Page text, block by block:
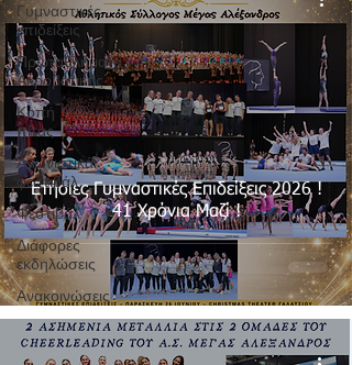
Γυμναστικές
επιδείξεις
Πρωταθλήματα
Ακροβατικής
Κοπή
πίτας
Αγωνιστικά
φεστιβάλ
Φεστιβάλ
Διάφορες
εκδηλώσεις
Ανακοινώσεις
Ετήσιες Γυμναστικές Επιδείξεις 2026 !
41 Χρόνια Μαζί !